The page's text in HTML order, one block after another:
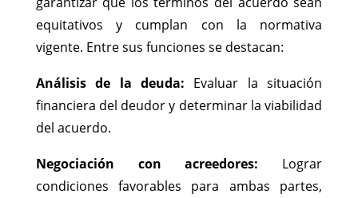
equitativos y cumplan con la normativa
vigente. Entre sus funciones se destacan:
Análisis de la deuda: Evaluar la situación
financiera del deudor y determinar la viabilidad
del acuerdo.
Negociación con acreedores: Lograr
condiciones favorables para ambas partes,